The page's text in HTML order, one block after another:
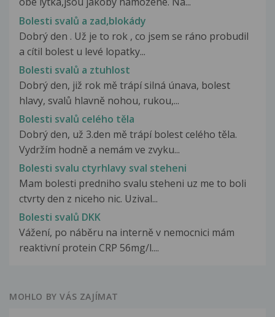
Bolesti svalů a zad,blokády
Dobrý den . Už je to rok , co jsem se ráno probudil
a cítil bolest u levé lopatky...
Bolesti svalů a ztuhlost
Dobrý den, již rok mě trápí silná únava, bolest
hlavy, svalů hlavně nohou, rukou,...
Bolesti svalů celého těla
Dobrý den, už 3.den mě trápí bolest celého těla.
Vydržím hodně a nemám ve zvyku...
Bolesti svalu ctyrhlavy sval steheni
Mam bolesti predniho svalu steheni uz me to boli
ctvrty den z niceho nic. Uzival...
Bolesti svalů DKK
Vážení, po náběru na interně v nemocnici mám
reaktivní protein CRP 56mg/l....
MOHLO BY VÁS ZAJÍMAT